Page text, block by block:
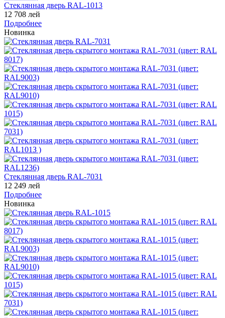
Стеклянная дверь RAL-1013
12 708 лей
Подробнее
Новинка
Стеклянная дверь RAL-7031
12 249 лей
Подробнее
Новинка